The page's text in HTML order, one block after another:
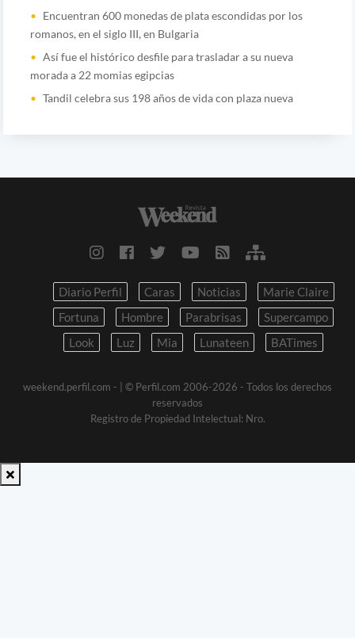
Encuentran 600 monedas de plata escondidas por los
romanos, en el siglo III, en Bulgaria
Así fue el histórico desfile para trasladar a su nueva
morada a 22 momias egipcias
Tandil celebra sus 198 años de vida con plaza nueva
Diario Perfil Caras Noticias
Marie Claire
Fortuna
Hombre Parabrisas
Supercampo
Look
Luz Mia Lunateen BATimes
weekend.perfil.com -
| © Perfil.com 2006-2026 - Todos los derechos
reservados
Registro de Propiedad Intelectual: Nro.